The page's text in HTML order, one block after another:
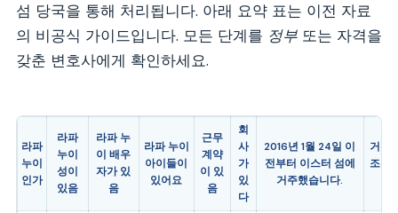
섬 당국을 통해 처리됩니다. 아래 요약 표는 이전 자료
의 비공식 가이드입니다. 모든 단계를 정부또는 자격을
갖춘 변호사에게 확인하세요.
라파
누이
인가
라파
누이
성이
있음
라파 누
이 배우
자가 있
음
라파 누이
아이들이
있어요
근무
계약
이 있
음
회
사
가
있
다
2016년 1월 24일 이
전부터 이스터 섬에
거주했습니다.
거주
조부